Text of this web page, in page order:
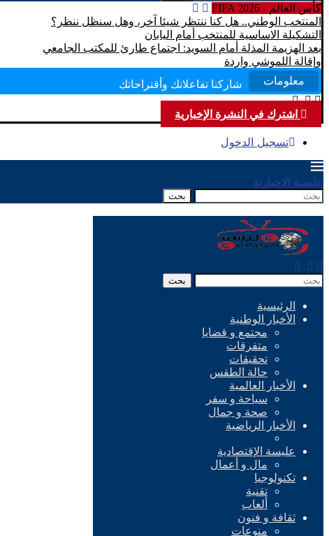
كأس العالم - FIFA 2026
المنتخب الوطني.. هل كنا ننتظر شيئا آخر، وهل سنظل ننظر؟
التشكيلة الاساسية للمنتخب أمام اليابان
بعد الهزيمة المذلة أمام السويد: اجتماع طارئ للمكتب الجامعي
وإقالة اللموشي واردة
معلومات
مرحبا بكم في موقع عليسة الإخبارية
بتصفحك موقعنا أنت في قلب الحدث
شاركنا تفاعلاتك وأقتراحاتك
بكم نرتقي إلى ما هو أفضل
اشترك في النشرة الإخبارية
تسجيل الدخول
عليسة الإخبارية
بحث
بحث
الرئيسية
الأخبار الوطنية
مجتمع و قضايا
متفرقات
تحقيقات
حالة الطقس
الأخبار العالمية
سياحة و سفر
صحة و جمال
الأخبار الرياضية
عليسة الإقتصادية
مال و أعمال
تكنولوجيا
تقنية
ألعاب
ثقافة و فنون
منوعات